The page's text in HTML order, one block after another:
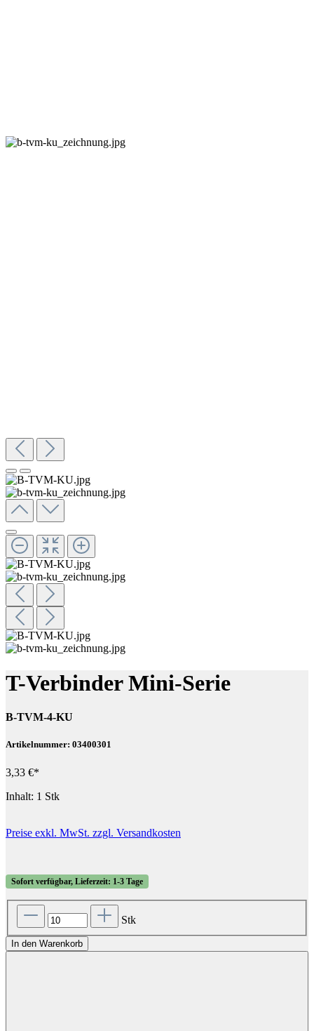
T-Verbinder Mini-Serie
B-TVM-4-KU
Artikelnummer: 03400301
3,33 €*
Inhalt: 1 Stk
Preise exkl. MwSt. zzgl. Versandkosten
Sofort verfügbar, Lieferzeit: 1-3 Tage
Stk
In den Warenkorb